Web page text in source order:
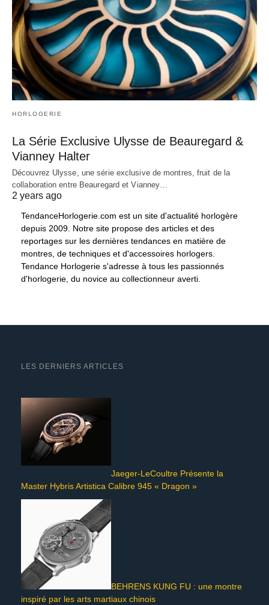
HORLOGERIE
La Série Exclusive Ulysse de Beauregard &
Vianney Halter
Découvrez Ulysse, une série exclusive de montres, fruit de la
collaboration entre Beauregard et Vianney…
2 years ago
TendanceHorlogerie.com est un site d'actualité horlogère
depuis 2009. Notre site propose des articles et des
reportages sur les dernières tendances en matière de
montres, de techniques et d'accessoires horlogers.
Tendance Horlogerie s'adresse à tous les passionnés
d'horlogerie, du novice au collectionneur averti.
LES DERNIERS ARTICLES
Jaeger-LeCoultre Présente la
Master Hybris Artistica Calibre 945 « Dragon »
BEHRENS KUNG FU : une montre
inspiré par les arts martiaux chinois